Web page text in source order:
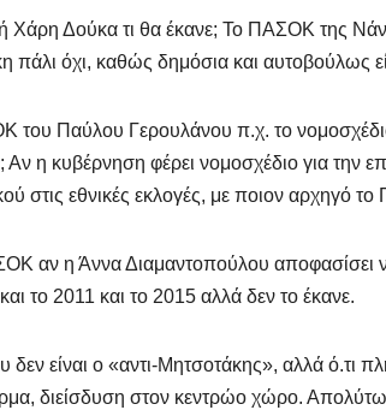
Δούκα τι θα έκανε; Το ΠΑΣΟΚ της
πάλι όχι, καθώς δημόσια και αυτοβούλως
Παύλου Γερουλάνου π.χ. το νομοσχέδιο
η κυβέρνηση φέρει νομοσχέδιο για την
στις εθνικές εκλογές, με ποιον αρχηγό
αν η Άννα Διαμαντοπούλου
το 2011 και το 2015 αλλά δεν το έκανε.
δεν είναι ο «αντι-Μητσοτάκης», αλλά ό.τι
διείσδυση στον κεντρώο χώρο.